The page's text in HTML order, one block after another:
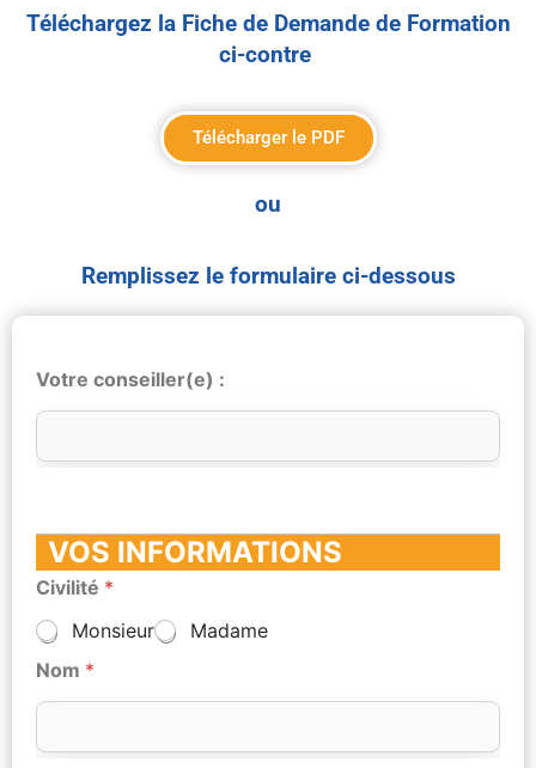
Téléchargez la Fiche de Demande de Formation
ci-contre
Télécharger le PDF
ou
Remplissez le formulaire ci-dessous
Votre conseiller(e) :
VOS INFORMATIONS
Civilité *
Monsieur
Madame
Nom *